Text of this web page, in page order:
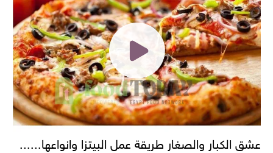
عشق الكبار والصغار طريقة عمل البيتزا وانواعها......